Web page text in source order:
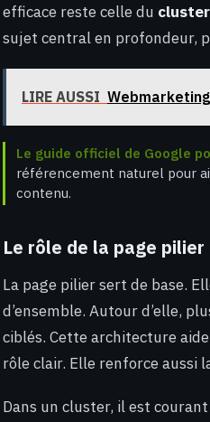
efficace reste celle du
sujet central en profondeur,
LIRE AUSSI
Le guide officiel de Google
référencement naturel pour
contenu.
Le rôle de la page pilier
La page pilier sert de base.
d’ensemble. Autour d’elle,
ciblés. Cette architecture
rôle clair. Elle renforce aussi
Dans un cluster, il est